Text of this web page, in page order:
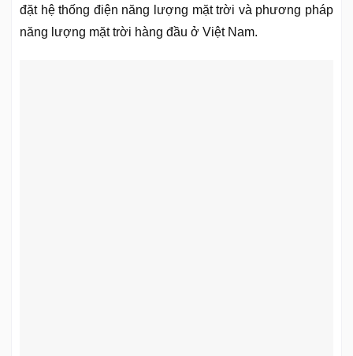
đặt hệ thống điện năng lượng mặt trời và phương pháp
năng lượng mặt trời hàng đầu ở Việt Nam.